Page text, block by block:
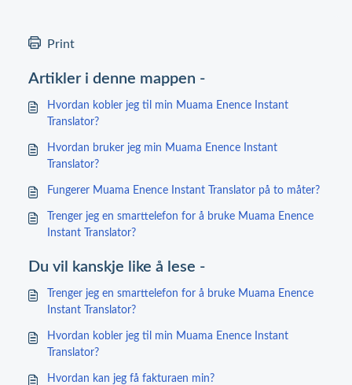
Print
Artikler i denne mappen -
Hvordan kobler jeg til min Muama Enence Instant
Translator?
Hvordan bruker jeg min Muama Enence Instant
Translator?
Fungerer Muama Enence Instant Translator på to måter?
Trenger jeg en smarttelefon for å bruke Muama Enence
Instant Translator?
Du vil kanskje like å lese -
Trenger jeg en smarttelefon for å bruke Muama Enence
Instant Translator?
Hvordan kobler jeg til min Muama Enence Instant
Translator?
Hvordan kan jeg få fakturaen min?